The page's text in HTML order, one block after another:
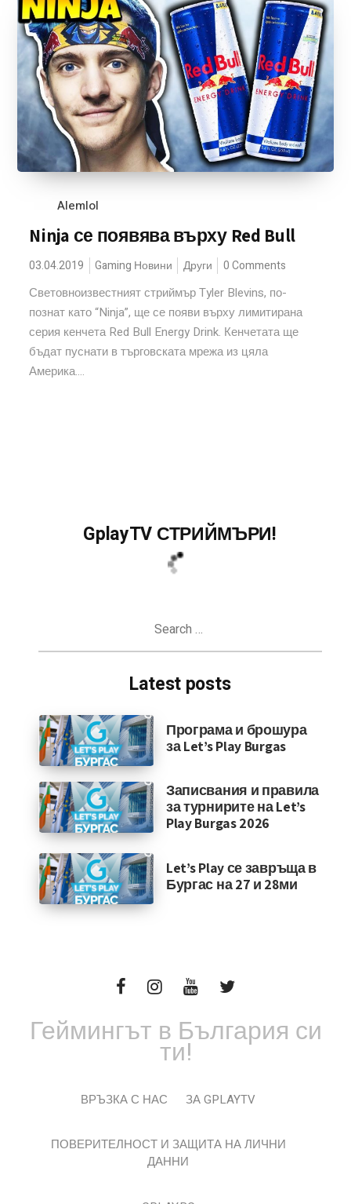
Alemlol
Ninja се появява върху Red Bull
03.04.2019 Gaming Новини Други 0 Comments
Световноизвестният стриймър Tyler Blevins, по-
познат като “Ninja”, ще се появи върху лимитирана
серия кенчета Red Bull Energy Drink. Кенчетата ще
бъдат пуснати в търговската мрежа из цяла
Америка....
GplayTV СТРИЙМЪРИ!
Latest posts
Програма и брошура
за Let’s Play Burgas
Записвания и правила
за турнирите на Let’s
Play Burgas 2026
Let’s Play се завръща в
Бургас на 27 и 28ми
Геймингът в България си
ти!
ВРЪЗКА С НАС ЗА GPLAYTV
ПОВЕРИТЕЛНОСТ И ЗАЩИТА НА ЛИЧНИ
ДАННИ